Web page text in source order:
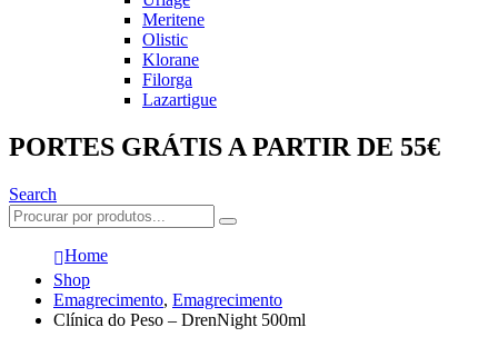
Meritene
Olistic
Klorane
Filorga
Lazartigue
PORTES GRÁTIS A PARTIR DE 55€
Search
Home
Shop
Emagrecimento, Emagrecimento
Clínica do Peso – DrenNight 500ml